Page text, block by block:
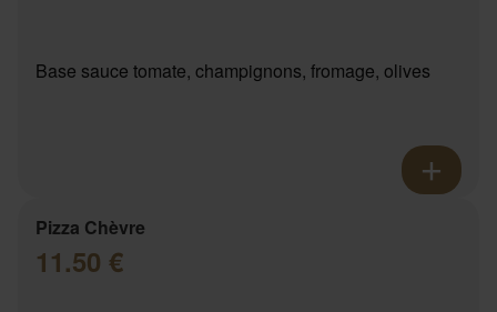
Base sauce tomate, champignons, fromage, olives
Pizza Chèvre
11.50 €